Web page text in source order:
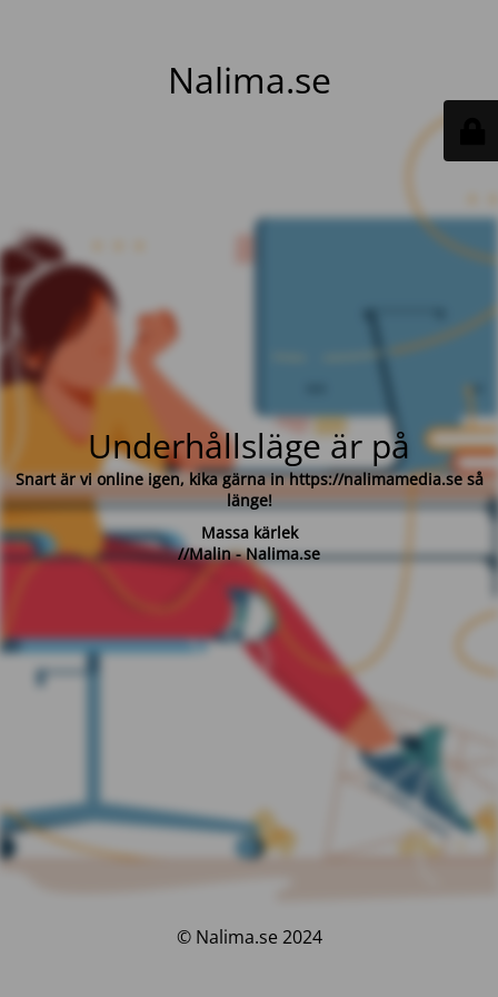
Nalima.se
Underhållsläge är på
Snart är vi online igen, kika gärna in https://nalimamedia.se så
länge!
Massa kärlek
//Malin - Nalima.se
© Nalima.se 2024